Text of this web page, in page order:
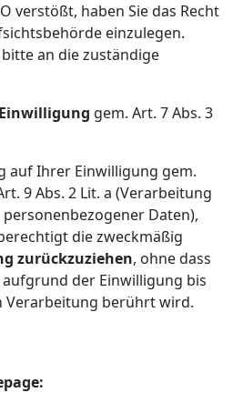
verstößt, haben Sie das Recht
einzulegen.
an die zuständige
gem. Art. 7 Abs. 3
auf Ihrer Einwilligung gem.
9 Abs. 2 Lit. a (Verarbeitung
Daten),
die zweckmäßig
zurückzuziehen, ohne dass
der Einwilligung bis
berührt wird.